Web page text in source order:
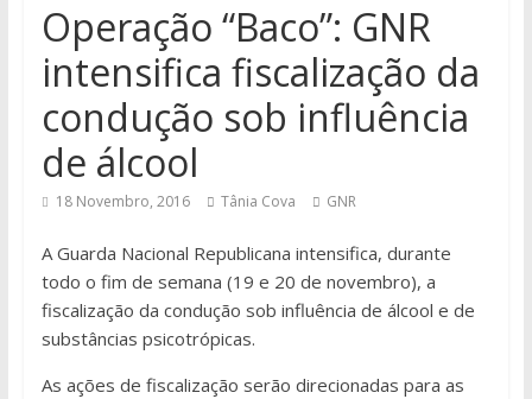
Operação “Baco”: GNR
intensifica fiscalização da
condução sob influência
de álcool
18 Novembro, 2016 Tânia Cova GNR
A Guarda Nacional Republicana intensifica, durante
todo o fim de semana (19 e 20 de novembro), a
fiscalização da condução sob influência de álcool e de
substâncias psicotrópicas.
As ações de fiscalização serão direcionadas para as